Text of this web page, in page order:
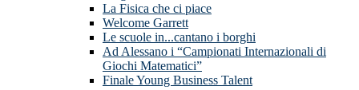
La Fisica che ci piace
Welcome Garrett
Le scuole in...cantano i borghi
Ad Alessano i “Campionati Internazionali di
Giochi Matematici”
Finale Young Business Talent